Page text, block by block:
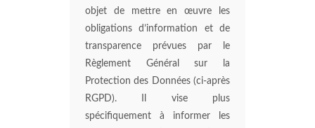
objet de mettre en œuvre les
obligations d’information et de
transparence prévues par le
Règlement Général sur la
Protection des Données (ci-après
RGPD). Il vise plus
spécifiquement à informer les